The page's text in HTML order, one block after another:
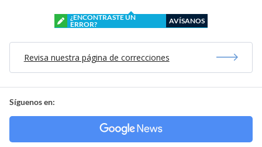
¿ENCONTRASTE UN
ERROR?
AVÍSANOS
Revisa nuestra página de correcciones
Síguenos en: